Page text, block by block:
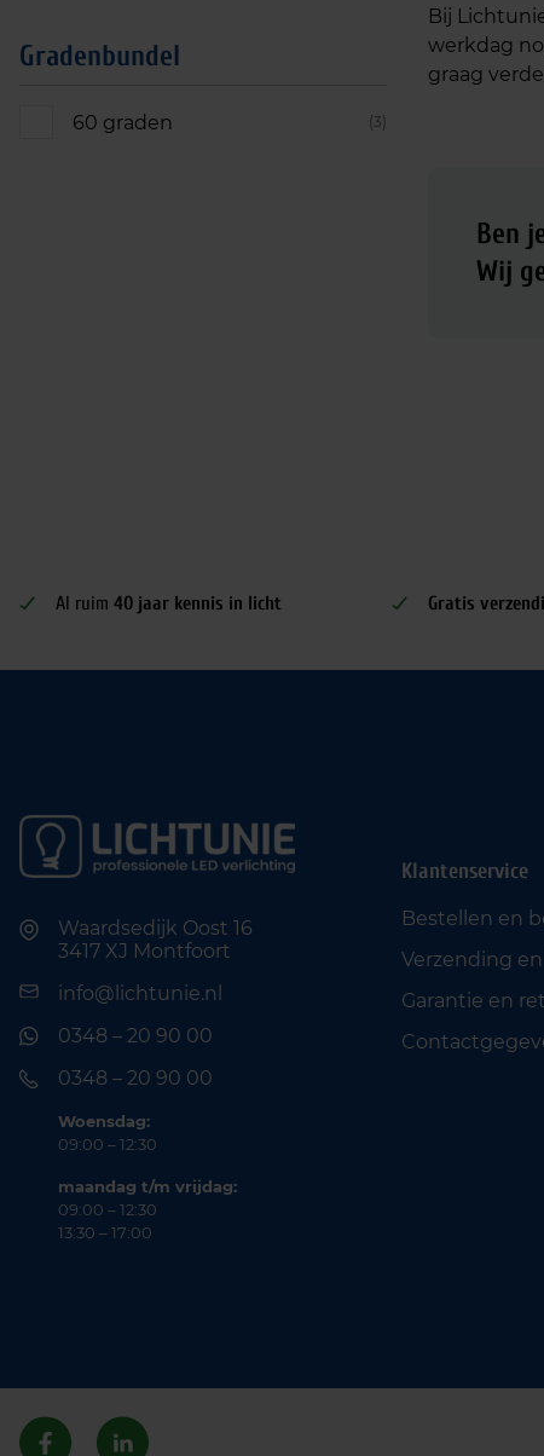
Gradenbundel
60 graden (3)
Bij
werkdag
graag
Ben
Wij
Al ruim 40 jaar kennis in licht Gratis
Waardsedijk Oost 16
3417 XJ Montfoort
info@lichtunie.nl
0348 – 20 90 00
0348 – 20 90 00
Woensdag:
09:00 – 12:30
maandag t/m vrijdag:
09:00 – 12:30
13:30 – 17:00
Klantenservice
Bestellen en
Verzending
Garantie en